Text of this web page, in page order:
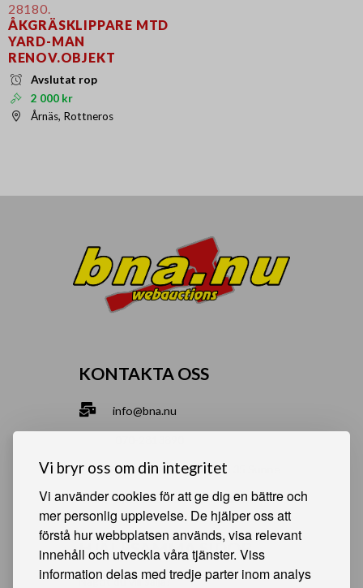
Vi bryr oss om din integritet
Vi använder cookies för att ge dig en bättre och
mer personlig upplevelse. De hjälper oss att
förstå hur webbplatsen används, visa relevant
innehåll och utveckla våra tjänster. Viss
information delas med tredje parter inom analys
28180.
ÅKGRÄSKLIPPARE MTD
YARD-MAN
RENOV.OBJEKT
Avslutat rop
2 000 kr
Årnäs, Rottneros
KONTAKTA OSS
info@bna.nu
Norrgårdsgatan 9a, 686 35 Sunne
Bjälverud 540, 68693 Sunne
HJÄLPSAMMA SIDOR
Något du vill sälja?